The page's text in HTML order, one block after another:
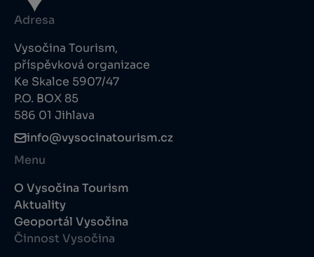
Adresa
Vysočina Tourism,
příspěvková organizace
Ke Skalce 5907/47
P.O. BOX 85
586 01 Jihlava
info@vysocinatourism.cz
Menu
O Vysočina Tourism
Aktuality
Geoportál Vysočina
Činnost Vysočina